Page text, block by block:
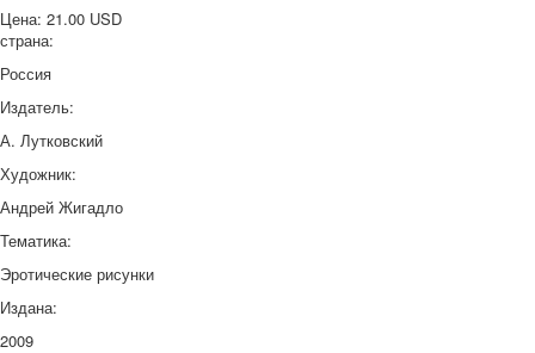
Цена: 21.00 USD
страна:
Россия
Издатель:
А. Лутковский
Художник:
Андрей Жигадло
Тематика:
Эротические рисунки
Издана:
2009